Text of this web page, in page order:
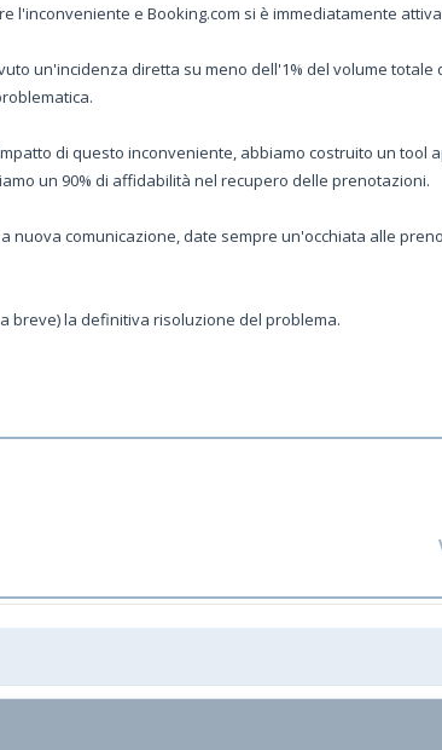
l'inconveniente e Booking.com si è immediatamente
un'incidenza diretta su meno dell'1% del volume
di questo inconveniente, abbiamo costruito un
un 90% di affidabilità nel recupero delle prenotazioni.
nuova comunicazione, date sempre un'occhiata alle
breve) la definitiva risoluzione del problema.